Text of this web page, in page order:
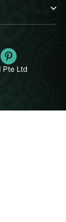
Pte Ltd